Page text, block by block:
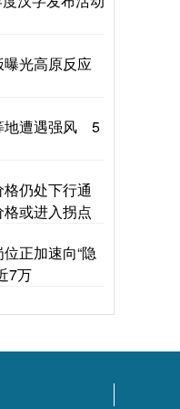
光高原反应
地遭遇强风 5
仍处下行通
或进入拐点
正加速向“隐
7万